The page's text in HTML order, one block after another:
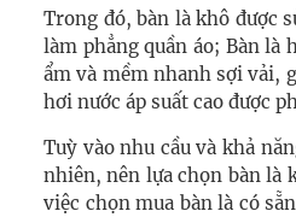
Trong đó, bàn là khô được
làm phẳng quần áo; Bàn là
ẩm và mềm nhanh sợi vải,
hơi nước áp suất cao được
Tuỳ vào nhu cầu và khả
nhiên, nên lựa chọn bàn là
việc chọn mua bàn là có